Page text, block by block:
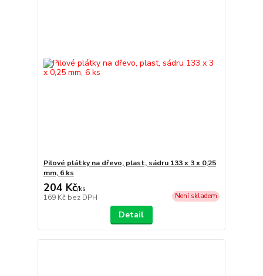
Pilové plátky na dřevo, plast, sádru 133 x 3 x 0,25
mm, 6 ks
204 Kč/ks
169 Kč bez DPH Není skladem
Detail